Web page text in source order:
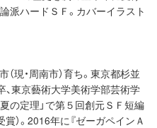
派ハードＳＦ。カバーイラスト
現・周南市）育ち。東京都杉並
東京藝術大学美術学部芸術学
の定理」で第５回創元ＳＦ短編
）。2016年に『ゼーガペインＡ